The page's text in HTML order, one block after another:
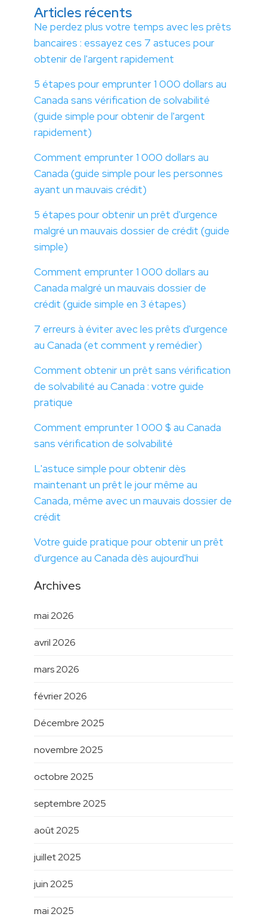
Articles récents
Ne perdez plus votre temps avec les prêts
bancaires : essayez ces 7 astuces pour
obtenir de l'argent rapidement
5 étapes pour emprunter 1 000 dollars au
Canada sans vérification de solvabilité
(guide simple pour obtenir de l'argent
rapidement)
Comment emprunter 1 000 dollars au
Canada (guide simple pour les personnes
ayant un mauvais crédit)
5 étapes pour obtenir un prêt d'urgence
malgré un mauvais dossier de crédit (guide
simple)
Comment emprunter 1 000 dollars au
Canada malgré un mauvais dossier de
crédit (guide simple en 3 étapes)
7 erreurs à éviter avec les prêts d'urgence
au Canada (et comment y remédier)
Comment obtenir un prêt sans vérification
de solvabilité au Canada : votre guide
pratique
Comment emprunter 1 000 $ au Canada
sans vérification de solvabilité
L'astuce simple pour obtenir dès
maintenant un prêt le jour même au
Canada, même avec un mauvais dossier de
crédit
Votre guide pratique pour obtenir un prêt
d'urgence au Canada dès aujourd'hui
Archives
mai 2026
avril 2026
mars 2026
février 2026
Décembre 2025
novembre 2025
octobre 2025
septembre 2025
août 2025
juillet 2025
juin 2025
mai 2025